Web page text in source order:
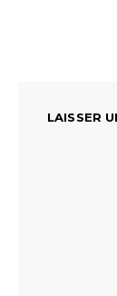
LAISSER